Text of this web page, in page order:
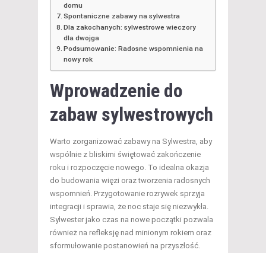
domu
Spontaniczne zabawy na sylwestra
Dla zakochanych: sylwestrowe wieczory
dla dwojga
Podsumowanie: Radosne wspomnienia na
nowy rok
Wprowadzenie do
zabaw sylwestrowych
Warto zorganizować zabawy na Sylwestra, aby
wspólnie z bliskimi świętować zakończenie
roku i rozpoczęcie nowego. To idealna okazja
do budowania więzi oraz tworzenia radosnych
wspomnień. Przygotowanie rozrywek sprzyja
integracji i sprawia, że noc staje się niezwykła.
Sylwester jako czas na nowe początki pozwala
również na refleksję nad minionym rokiem oraz
sformułowanie postanowień na przyszłość.